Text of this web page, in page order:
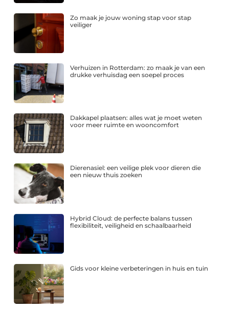
Zo maak je jouw woning stap voor stap
veiliger
Verhuizen in Rotterdam: zo maak je van een
drukke verhuisdag een soepel proces
Dakkapel plaatsen: alles wat je moet weten
voor meer ruimte en wooncomfort
Dierenasiel: een veilige plek voor dieren die
een nieuw thuis zoeken
Hybrid Cloud: de perfecte balans tussen
flexibiliteit, veiligheid en schaalbaarheid
Gids voor kleine verbeteringen in huis en tuin